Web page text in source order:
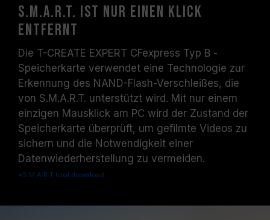
S.M.A.R.T. ist nur einen Klick
entfernt
Die T-CREATE EXPERT CFexpress Typ B -
Speicherkarte verwendet eine Technologie zur
Erkennung des NAND-Flash-Verschleißes, die
von S.M.A.R.T. unterstützt wird. Mit nur einem
einzigen Mausklick am PC wird der Zustand der
Speicherkarte überprüft, um gefilmte Videos zu
sichern und die Notwendigkeit einer
Datenwiederherstellung zu vermeiden.
*S.M.A.R.T tool download